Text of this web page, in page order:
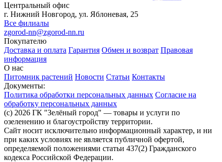
Центральный офис
г. Нижний Новгород, ул. Яблоневая, 25
Все филиалы
zgorod-nn@zgorod-nn.ru
Покупателю
Доставка и оплата Гарантия Обмен и возврат Правовая
информация
О нас
Питомник растений Новости Статьи Контакты
Документы:
Политика обработки персональных данных Согласие на
обработку персональных данных
(c) 2026 ГК "Зелёный город" — товары и услуги по
озеленению и благоустройству территории.
Сайт носит исключительно информационный характер, и ни
при каких условиях не является публичной офертой,
определяемой положениями статьи 437(2) Гражданского
кодекса Российской Федерации.